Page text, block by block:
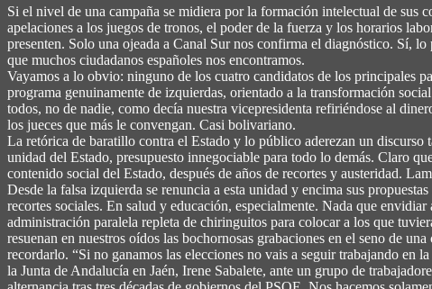
Si el nivel de una campaña se midiera por la formación intelectual de sus
apelaciones a los juegos de tronos, el poder de la fuerza y los horarios
presenten. Solo una ojeada a Canal Sur nos confirma el diagnóstico. Sí,
que muchos ciudadanos españoles nos encontramos.
Vayamos a lo obvio: ninguno de los cuatro candidatos de los principales
programa genuinamente de izquierdas, orientado a la transformación
todos, no de nadie, como decía nuestra vicepresidenta refiriéndose al
los jueces que más le convengan. Casi bolivariano.
La retórica de baratillo contra el Estado y lo público aderezan un discurso
unidad del Estado, presupuesto innegociable para todo lo demás. Claro
contenido social del Estado, después de años de recortes y austeridad.
Desde la falsa izquierda se renuncia a esta unidad y encima sus
recortes sociales. En salud y educación, especialmente. Nada que
administración paralela repleta de chiringuitos para colocar a los que
resuenan en nuestros oídos las bochornosas grabaciones en el seno de
recordarlo. “Si no ganamos las elecciones no vais a seguir trabajando en
la Junta de Andalucía en Jaén, Irene Sabalete, ante un grupo de